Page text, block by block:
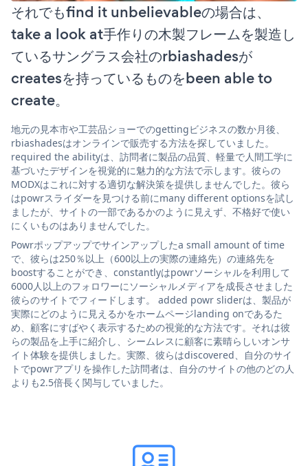
それでもfind it unbelievableの場合は、
take a look at手作りの木製フレームを製造し
ているサングラス会社のrbiashadesが
createsを持っているものをbeen able to
create。
地元の見本市や工芸品ショーでのgettingビジネスの数か月後、
rbiashadesはオンラインで販売する方法を探していました。
required the abilityは、訪問者に製品の品質、軽量で人間工学に
基づいたデザインを視覚的に魅力的な方法で示します。彼らの
MODXはこれに対する適切な解決策を提供しませんでした。彼ら
はpowrスライダーを見つける前にmany different optionsを試し
ましたが、サイトの一部であるかのように見えず、不格好で使い
にくいものはありませんでした。
Powrポップアップでサインアップしたa small amount of time
で、彼らは250％以上（600以上の実際の連絡先）の連絡先を
boostすることができ、constantlyはpowrソーシャルを利用して
6000人以上のフォロワーにソーシャルメディアを成長させました
彼らのサイトでフィードします。 added powr sliderは、製品が
実際にどのように見えるかをホームページlanding onであるた
め、顧客にすばやく表示するための視覚的な方法です。それは彼
らの製品を上手に紹介し、シームレスに顧客に素晴らしいオンサ
イト体験を提供しました。実際、彼らはdiscovered、自分のサイ
トでpowrアプリを操作した訪問者は、自分のサイトの他のどの人
よりも2.5倍長く関与していました。